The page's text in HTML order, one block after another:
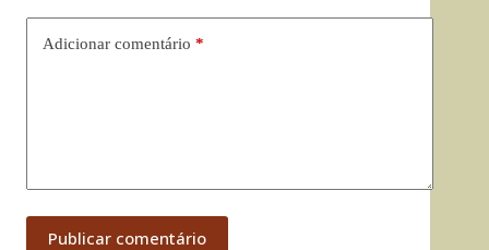
Adicionar comentário *
Publicar comentário